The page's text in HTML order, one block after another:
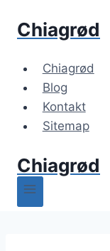
Chiagrød
Chiagrød
Blog
Kontakt
Sitemap
Chiagrød